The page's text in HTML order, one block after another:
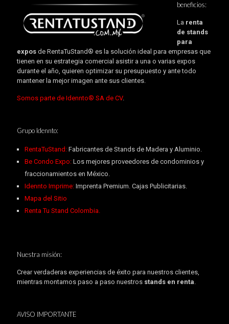
beneficios:
La renta
de stands
para
expos de RentaTuStand® es la solución ideal para empresas que
tienen en su estrategia comercial asistir a una o varias expos
durante el año, quieren optimizar su presupuesto y ante todo
mantener la mejor imagen ante sus clientes.
Somos parte de Idennto® SA de CV.
Grupo Idennto:
RentaTuStand:Fabricantes de Stands de Madera y Aluminio.
Be Condo Expo: Los mejores proveedores de condominios y
fraccionamientos en México.
Idennto Imprime:Imprenta Premium. Cajas Publicitarias.
Mapa del Sitio
Renta Tu Stand Colombia.
Nuestra misión:
Crear verdaderas experiencias de éxito para nuestros clientes,
mientras montamos paso a paso nuestros stands en renta.
AVISO IMPORTANTE